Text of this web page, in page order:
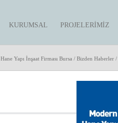
KURUMSAL PROJELERIMIZ
Hane Yapı İnşaat Firması Bursa / Bizden Haberler /